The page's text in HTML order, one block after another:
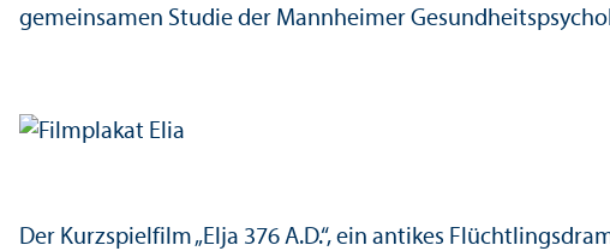
gemeinsamen Studie der Mannheimer
Der Kurzspielfilm „Elja 376 A.D.“, ein anti­kes